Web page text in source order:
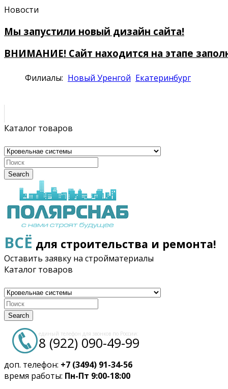
Новости
Мы запустили новый дизайн сайта!
ВНИМАНИЕ! Сайт находится на этапе
Филиалы: Новый Уренгой Екатеринбург
Каталог товаров
Search
ВСЁ для строительства и ремонта!
Оставить заявку на стройматериалы
Каталог товаров
Search
единый телефон для звонков по России:
8 (922) 090-49-99
доп. телефон: +7 (3494) 91-34-56
время работы: Пн-Пт 9:00-18:00